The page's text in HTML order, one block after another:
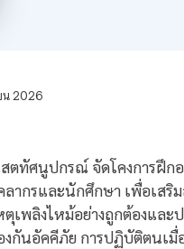
2026
ตทัศนูปกรณ์ จัดโคงการฝึ
รและนักศึกษา เพื่อเสริม
เพลิงไหม้อย่างถูกต้องและ
งกันอัคคีภัย การปฏิบัติตน